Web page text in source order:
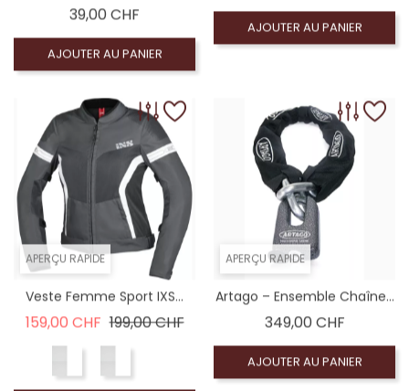
39,00 CHF
AJOUTER AU PANIER
AJOUTER AU PANIER
APERÇU RAPIDE
Veste Femme Sport IXS...
159,00 CHF Prix de base
199,00 CHFPrix
APERÇU RAPIDE
Artago – Ensemble Chaîne...
349,00 CHFPrix
AJOUTER AU PANIER